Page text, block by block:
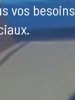
vos besoins